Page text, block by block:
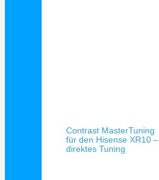
Contrast MasterTuning
für den Hisense XR10 –
direktes Tuning